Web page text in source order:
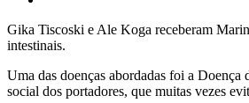
Gika Tiscoski e Ale Koga receberam
intestinais.
Uma das doenças abordadas foi a Doença
social dos portadores, que muitas vezes